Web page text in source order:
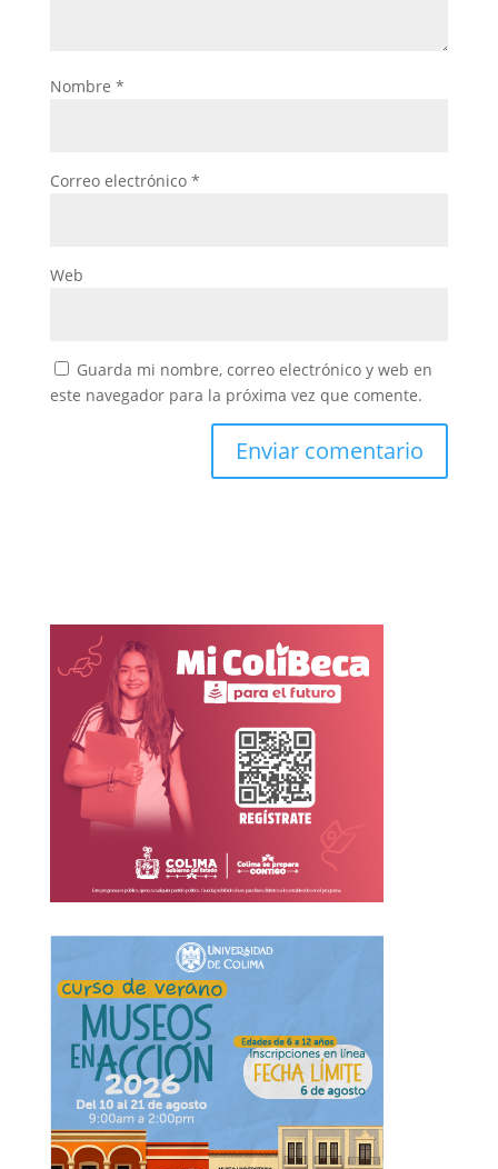
Nombre *
Correo electrónico *
Web
Guarda mi nombre, correo electrónico y web en
este navegador para la próxima vez que comente.